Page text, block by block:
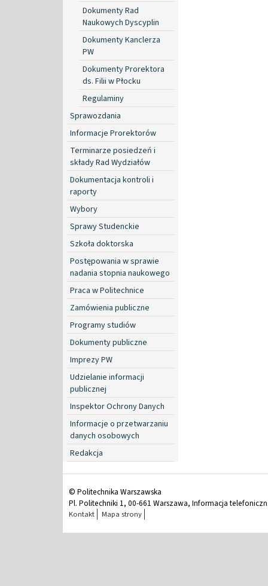
Dokumenty Rad
Naukowych Dyscyplin
Dokumenty Kanclerza
PW
Dokumenty Prorektora
ds. Filii w Płocku
Regulaminy
Sprawozdania
Informacje Prorektorów
Terminarze posiedzeń i
składy Rad Wydziałów
Dokumentacja kontroli i
raporty
Wybory
Sprawy Studenckie
Szkoła doktorska
Postępowania w sprawie
nadania stopnia naukowego
Praca w Politechnice
Zamówienia publiczne
Programy studiów
Dokumenty publiczne
Imprezy PW
Udzielanie informacji
publicznej
Inspektor Ochrony Danych
Informacje o przetwarzaniu
danych osobowych
Redakcja
© Politechnika Warszawska
Pl. Politechniki 1, 00-661 Warszawa, Informacja
Kontakt Mapa strony